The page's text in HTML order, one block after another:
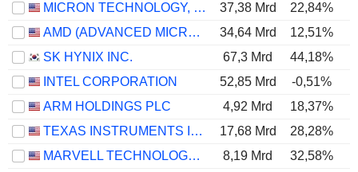
MICRON TECHNOLOGY, INC.
37,38 Mrd 22,84%
AMD (ADVANCED MICRO DEVICES)
34,64 Mrd 12,51%
SK HYNIX INC.
67,3 Mrd 44,18%
INTEL CORPORATION
52,85 Mrd -0,51%
ARM HOLDINGS PLC
4,92 Mrd 18,37%
TEXAS INSTRUMENTS INCORPORATED
17,68 Mrd 28,28%
MARVELL TECHNOLOGY GROUP LTD
8,19 Mrd 32,58%